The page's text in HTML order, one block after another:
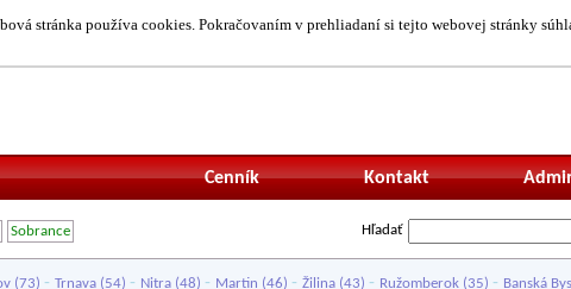
stránka používa cookies. Pokračovaním v prehliadaní si tejto webovej stránky
Kontakt
Cenník
Sobrance Hľadať
(73) - Trnava (54) - Nitra (48) - Martin (46) - Žilina (43) - Ružomberok (35) - Banská